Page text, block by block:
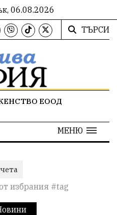
06.08.2026
ТЪРСИ
ЕООД
МЕНЮ
избрания #tag